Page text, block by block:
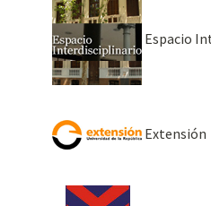
Espacio
Extensión